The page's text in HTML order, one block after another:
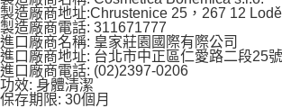
製造廠商地址:Chrustenice 25，267 12
製造廠商電話: 311671777
進口廠商名稱: 皇家莊園國際有際公司
進口廠商地址: 台北市中正區仁愛路二段25
進口廠商電話: (02)2397-0206
功效: 身體清潔
保存期限: 30個月